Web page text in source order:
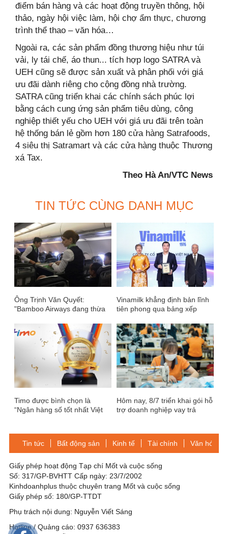
điểm bán hàng và các hoạt động truyền thông, hội
thảo, ngày hội việc làm, hội chợ ẩm thực, chương
trình thể thao – văn hóa…
Ngoài ra, các sản phẩm đồng thương hiệu như túi
vải, ly tái chế, áo thun... tích hợp logo SATRA và
UEH cũng sẽ được sản xuất và phân phối với giá
ưu đãi dành riêng cho cộng đồng nhà trường.
SATRA cũng triển khai các chính sách phúc lợi
bằng cách cung ứng sản phẩm tiêu dùng, công
nghiệp thiết yếu cho UEH với giá ưu đãi trên toàn
hệ thống bán lẻ gồm hơn 180 cửa hàng Satrafoods,
4 siêu thị Satramart và các cửa hàng thuộc Thương
xá Tax.
Theo Hà An/VTC News
TIN TỨC CÙNG DANH MỤC
Ông Trịnh Văn Quyết:
"Bamboo Airways đang thừa
Vinamilk khẳng định bản lĩnh
tiên phong qua bảng xếp
Timo được bình chọn là
“Ngân hàng số tốt nhất Việt
Hôm nay, 8/7 triển khai gói hỗ
trợ doanh nghiệp vay trả
Tin tức
Bất động sản Kinh tế Tài chính Văn hóa-
Giấy phép hoạt động Tạp chí Mốt và cuộc sống
Số: 317/GP-BVHTT Cấp ngày: 23/7/2002
Kinhdoanhplus thuộc chuyên trang Mốt và cuộc sống
Giấy phép số: 180/GP-TTDT
Phụ trách nội dung: Nguyễn Viết Sáng
Hotline / Quảng cáo: 0937 636383